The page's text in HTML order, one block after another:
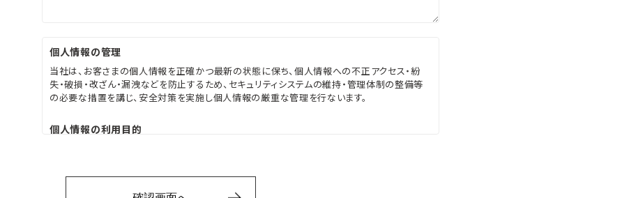
個人情報の管理
当社は、お客さまの個人情報を正確かつ最新の状態に保ち、個人情報への不正アクセス・紛
失・破損・改ざん・漏洩などを防止するため、セキュリティシステムの維持・管理体制の整備等
の必要な措置を講じ、安全対策を実施し個人情報の厳重な管理を行ないます。
個人情報の利用目的
禁止 当社は、お客さまよりお預かりした個人情報を適切に管理し、次のいずれかに該当する場